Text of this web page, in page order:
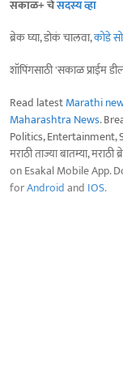
सकाळ+ चेसदस्य व्हा
ब्रेक घ्या, डोकं चालवा,कोडे
शॉपिंगसाठी 'सकाळ प्राईम
Read latestMarathi
Maharashtra News.
Politics, Entertainment,
मराठी ताज्या बातम्या,
on Esakal Mobile App.
forAndroidand IOS.